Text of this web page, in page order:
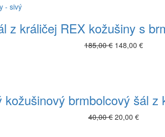
z králičej REX kožušiny s
185,00 € 148,00 €
kožušinový brmbolcový šál z
40,00 € 20,00 €